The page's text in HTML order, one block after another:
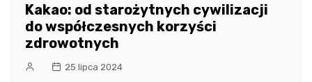
Kakao: od starożytnych cywilizacji
do współczesnych korzyści
zdrowotnych
25 lipca 2024